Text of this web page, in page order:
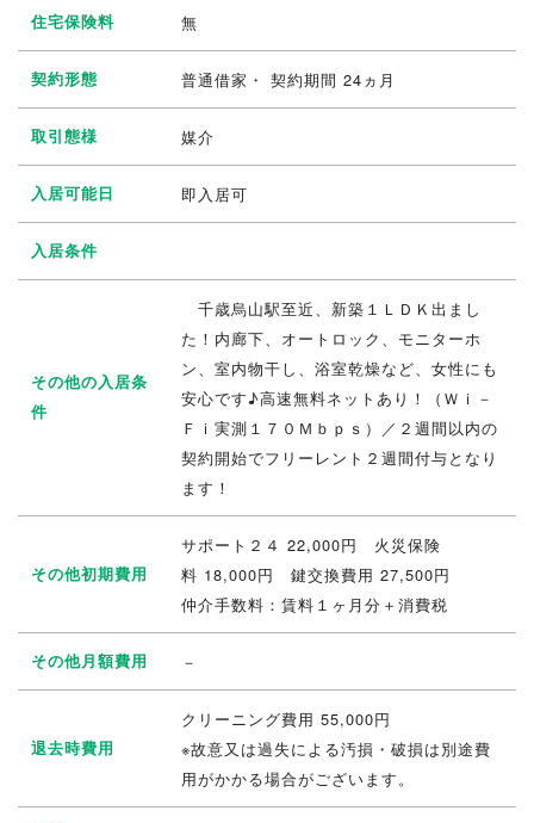
住宅保険料 無
契約形態 普通借家・ 契約期間 24ヵ月
取引態様 媒介
入居可能日 即入居可
入居条件
その他の入居条
件
千歳烏山駅至近、新築１ＬＤＫ出まし
た！内廊下、オートロック、モニターホ
ン、室内物干し、浴室乾燥など、女性にも
安心です♪高速無料ネットあり！（Ｗｉ－
Ｆｉ実測１７０Ｍｂｐｓ）／２週間以内の
契約開始でフリーレント２週間付与となり
ます！
その他初期費用
サポート２４ 22,000円 火災保険
料 18,000円 鍵交換費用 27,500円
仲介手数料：賃料１ヶ月分＋消費税
その他月額費用 －
退去時費用
クリーニング費用 55,000円
※故意又は過失による汚損・破損は別途費
用がかかる場合がございます。